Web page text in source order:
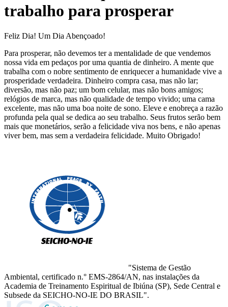
trabalho para prosperar
Feliz Dia! Um Dia Abençoado!
Para prosperar, não devemos ter a mentalidade de que vendemos
nossa vida em pedaços por uma quantia de dinheiro. A mente que
trabalha com o nobre sentimento de enriquecer a humanidade vive a
prosperidade verdadeira. Dinheiro compra casa, mas não lar;
diversão, mas não paz; um bom celular, mas não bons amigos;
relógios de marca, mas não qualidade de tempo vivido; uma cama
excelente, mas não uma boa noite de sono. Eleve e enobreça a razão
profunda pela qual se dedica ao seu trabalho. Seus frutos serão bem
mais que monetários, serão a felicidade viva nos bens, e não apenas
viver bem, mas sem a verdadeira felicidade. Muito Obrigado!
"Sistema de Gestão
Ambiental, certificado n.° EMS-2864/AN, nas instalações da
Academia de Treinamento Espiritual de Ibiúna (SP), Sede Central e
Subsede da SEICHO-NO-IE DO BRASIL".